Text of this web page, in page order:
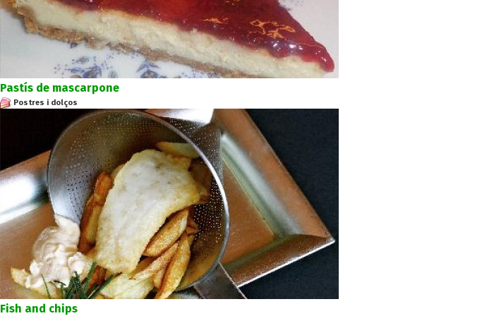
Pastís de mascarpone
Postres i dolços
Fish and chips